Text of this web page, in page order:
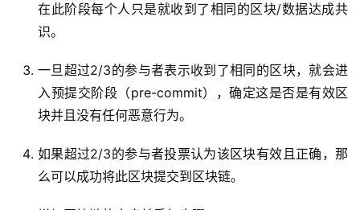
在此阶段每个人只是就收到了相同的区块/数据达成共
识。
一旦超过2/3的参与者表示收到了相同的区块，就会进
入预提交阶段（pre-commit），确定这是否是有效区
块并且没有任何恶意行为。
如果超过2/3的参与者投票认为该区块有效且正确，那
么可以成功将此区块提交到区块链。